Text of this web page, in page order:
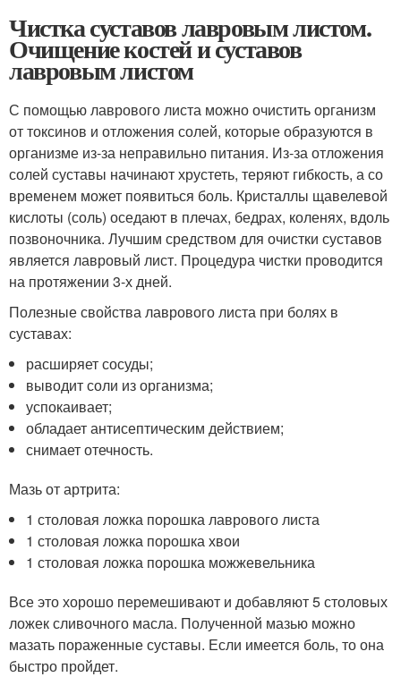
Чистка суставов лавровым листом.
Очищение костей и суставов
лавровым листом
С помощью лаврового листа можно очистить организм
от токсинов и отложения солей, которые образуются в
организме из-за неправильно питания. Из-за отложения
солей суставы начинают хрустеть, теряют гибкость, а со
временем может появиться боль. Кристаллы щавелевой
кислоты (соль) оседают в плечах, бедрах, коленях, вдоль
позвоночника. Лучшим средством для очистки суставов
является лавровый лист. Процедура чистки проводится
на протяжении 3-х дней.
Полезные свойства лаврового листа при болях в
суставах:
расширяет сосуды;
выводит соли из организма;
успокаивает;
обладает антисептическим действием;
снимает отечность.
Мазь от артрита:
1 столовая ложка порошка лаврового листа
1 столовая ложка порошка хвои
1 столовая ложка порошка можжевельника
Все это хорошо перемешивают и добавляют 5 столовых
ложек сливочного масла. Полученной мазью можно
мазать пораженные суставы. Если имеется боль, то она
быстро пройдет.